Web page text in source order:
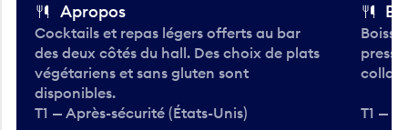
Apropos
Cocktails et repas légers offerts au bar
des deux côtés du hall. Des choix de plats
végétariens et sans gluten sont
disponibles.
T1 — Après-sécurité (États-Unis)
T1 —